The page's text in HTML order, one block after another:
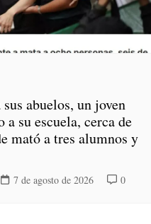
abuelos, un joven
a su escuela, cerca de
mató a tres alumnos y
7 de agosto de 2026 0